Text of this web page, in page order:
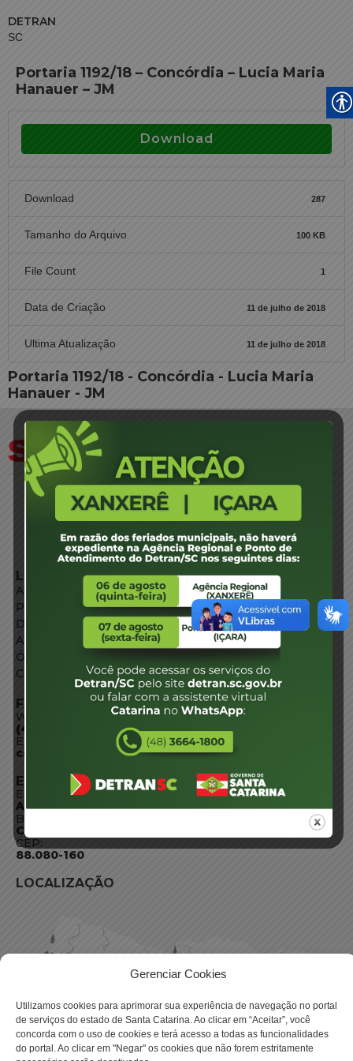
Gerenciar Cookies
Utilizamos cookies para aprimorar sua experiência de navegação no portal
de serviços do estado de Santa Catarina. Ao clicar em “Aceitar”, você
concorda com o uso de cookies e terá acesso a todas as funcionalidades
do portal. Ao clicar em "Negar" os cookies que não forem estritamente
DETRAN
SC
Portaria 1192/18 – Concórdia – Lucia Maria
Hanauer – JM
Download
Download 287
Tamanho do Arquivo 100 KB
File Count 1
Data de Criação 11 de julho de 2018
Ultima Atualização 11 de julho de 2018
Portaria 1192/18 - Concórdia - Lucia Maria
Hanauer - JM
LINKS EXTERNOS
Agência de Notícias
Portal de Serviços
Diário Oficial
Acesso à Informação
Órgãos do Governo
Conheça SC
FALE CONOSCO
WhatsApp:
(48) 3664-1800
E-mail:
centraldeinformacoes@detran.sc.gov.br
ENDEREÇO
Endereço:
Av. Almirante Tamandaré - 480
Bairro:
Coqueiros, Florianópolis SC
CEP:
88.080-160
LOCALIZAÇÃO